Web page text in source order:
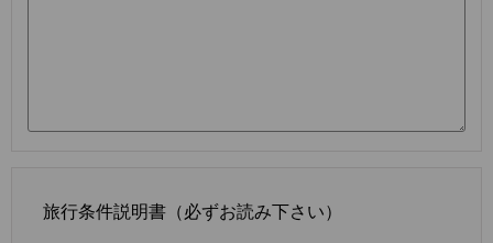
旅行条件説明書（必ずお読み下さい）